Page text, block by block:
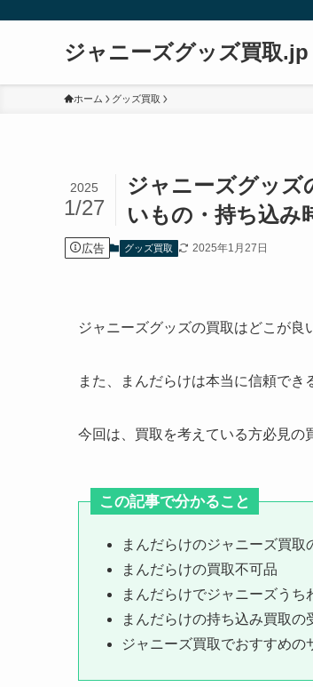
ジャニーズグッズ買取.jp
ホーム グッズ買取
ジャニーズグッズ
いもの・持ち込み
2025
1/27
広告 グッズ買取 2025年1月27日
ジャニーズグッズの買取はどこが良
また、まんだらけは本当に信頼でき
今回は、買取を考えている方必見の
この記事で分かること
まんだらけのジャニーズ買取
まんだらけの買取不可品
まんだらけでジャニーズう
まんだらけの持ち込み買取の
ジャニーズ買取でおすすめの